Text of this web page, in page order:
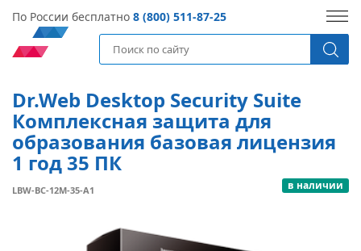
По России бесплатно 8 (800) 511-87-25
Dr.Web Desktop Security Suite
Комплексная защита для
образования базовая лицензия
1 год 35 ПК
LBW-BC-12M-35-A1 в наличии